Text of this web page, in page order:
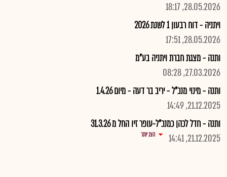
28.05.2026, 18:17
ויתניה - דוח רבעון 1 לשנת 2026
28.05.2026, 17:51
ותנה - מצגת חברת ויתניה בע"מ
27.03.2026, 08:28
ותנה - מינוי מנכ"ל - יריב בר דעה - מיום 1.4.26
21.12.2025, 14:49
ותנה - חדל לכהן כמנכ"ל-עופר זיו החל מ 31.3.26
21.12.2025, 14:41
הצג יותר